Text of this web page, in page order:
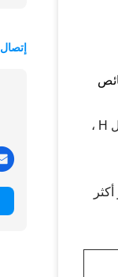
إتصال
: يتكون الإطار من أعمدة وأعمدة تحمل القوى العمودية والجانبية. عادةً ما تستخدم أعمدة الصلب الصلبة على شكل H ،